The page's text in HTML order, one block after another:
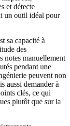
et détecte
un outil idéal pour
sa capacité à
des
notes manuellement
pendant une
peuvent non
aussi demander à
clés, ce qui
plutôt que sur la